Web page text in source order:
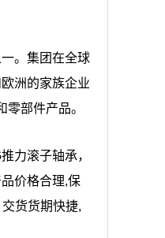
。集团在全球
洲的家族企业
部件产品。
力滚子轴承，
价格合理,保
货货期快捷,